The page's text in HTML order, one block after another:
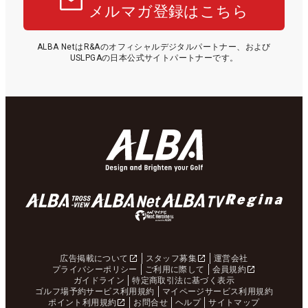
メルマガ登録はこちら
ALBA NetはR&Aのオフィシャルデジタルパートナー、および
USLPGAの日本公式サイトパートナーです。
広告掲載について スタッフ募集
運営会社
プライバシーポリシー
ご利用に際して
会員規約
ガイドライン
特定商取引法に基づく表示
ゴルフ場予約サービス利用規約
マイページサービス利用規約
ポイント利用規約
お問合せ ヘルプ サイトマップ